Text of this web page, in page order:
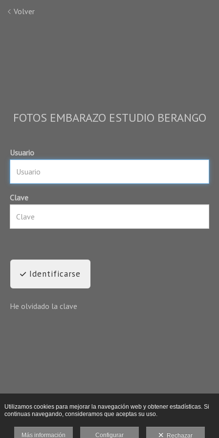
Volver
FOTOS EMBARAZO ESTUDIO BERANGO
Usuario
Clave
Identificarse
He olvidado la clave
Utilizamos cookies para mejorar la navegación web y obtener estadísticas. Si
continuas navegando, consideramos que aceptas su uso.
Más información Configurar Rechazar